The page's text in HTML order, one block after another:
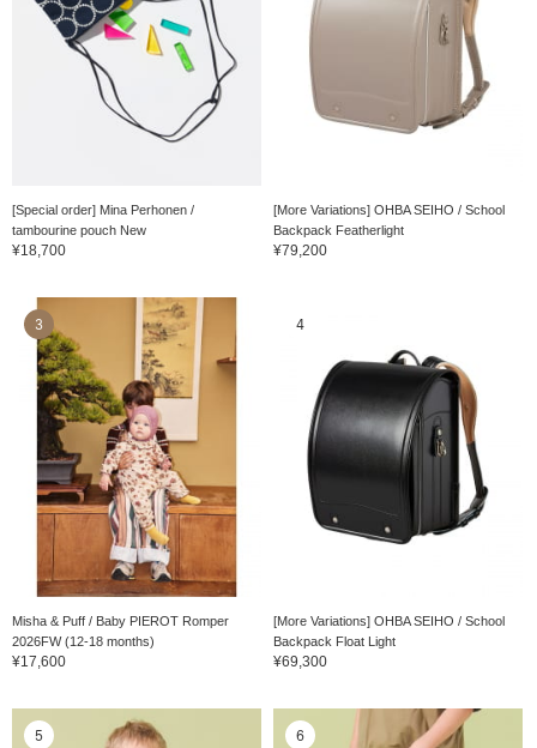
[Special order] Mina Perhonen /
tambourine pouch New
¥18,700
[More Variations] OHBA SEIHO / School
Backpack Featherlight
¥79,200
Misha & Puff / Baby PIEROT Romper
2026FW (12-18 months)
¥17,600
3
[More Variations] OHBA SEIHO / School
Backpack Float Light
¥69,300
4
5 6